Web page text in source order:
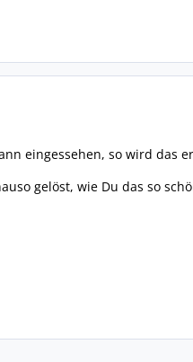
eingessehen, so wird das
gelöst, wie Du das so